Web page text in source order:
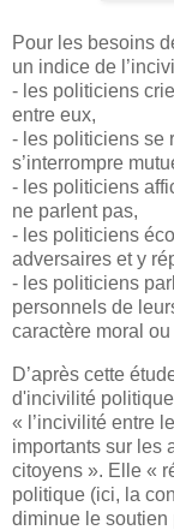
Pour les besoins
un indice de
- les politiciens
entre eux,
- les politiciens se
s’interrompre
- les politiciens
ne parlent pas,
- les politiciens
adversaires et y
- les politiciens
personnels de
caractère moral ou
D’après cette
d'incivilité
« l’incivilité entre
importants sur les
citoyens ». Elle «
politique (ici, la
diminue le soutien